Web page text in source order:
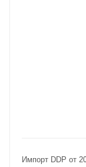
Импорт DDP от